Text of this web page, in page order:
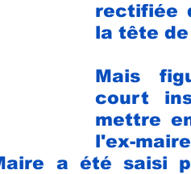
rectifiée
la tête
Mais
court
mettre
l'ex-
a été saisi